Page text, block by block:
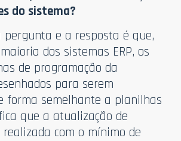
do sistema?
pergunta e a resposta é que,
dos sistemas ERP, os
de programação da
para serem
forma semelhante a planilhas
que a atualização de
com o mínimo de